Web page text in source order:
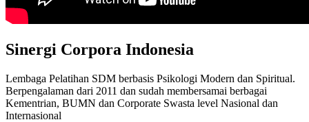
Sinergi Corpora Indonesia
Lembaga Pelatihan SDM berbasis Psikologi Modern dan Spiritual.
Berpengalaman dari 2011 dan sudah membersamai berbagai
Kementrian, BUMN dan Corporate Swasta level Nasional dan
Internasional